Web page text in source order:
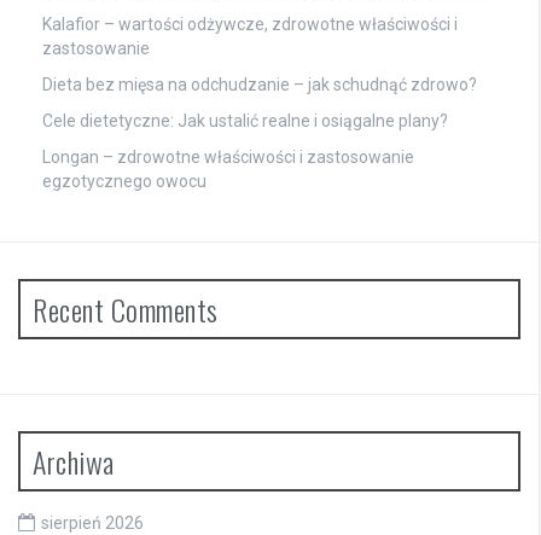
Kalafior – wartości odżywcze, zdrowotne właściwości i
zastosowanie
Dieta bez mięsa na odchudzanie – jak schudnąć zdrowo?
Cele dietetyczne: Jak ustalić realne i osiągalne plany?
Longan – zdrowotne właściwości i zastosowanie
egzotycznego owocu
Recent Comments
Archiwa
sierpień 2026